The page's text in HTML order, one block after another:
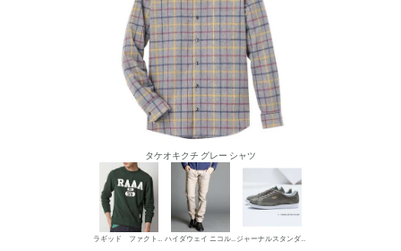
タケオキクチ グレー シャツ
ラギッド ファクトリー スウェット ハイダウェイ ニコル デニムパンツ・ジーンズ ジャーナルスタンダード ローカットスニーカー